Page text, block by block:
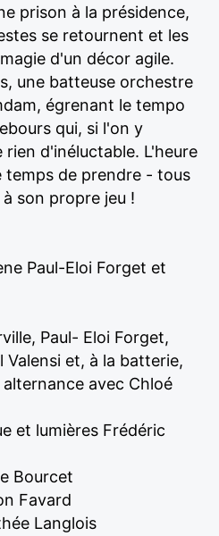
prison à la présidence,
se retournent et les
d'un décor agile.
une batteuse orchestre
égrenant le tempo
qui, si l'on y
d'inéluctable. L'heure
temps de prendre - tous
son propre jeu !
Paul-Eloi Forget et
Paul- Eloi Forget,
Valensi et, à la batterie,
avec Chloé
et lumières Frédéric
Bourcet
Favard
Langlois